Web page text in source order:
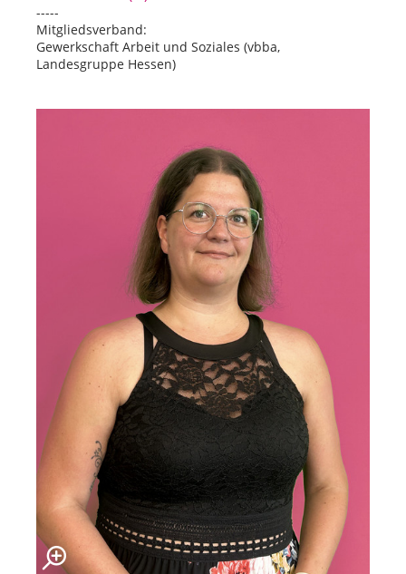
-----
Mitgliedsverband:
Gewerkschaft Arbeit und Soziales (vbba,
Landesgruppe Hessen)